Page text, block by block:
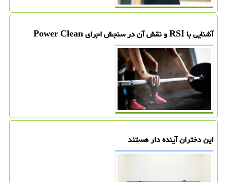
آشنایی با RSI و نقش آن در سنجش اجرای Power Clean
این دختران آینده دار هستند